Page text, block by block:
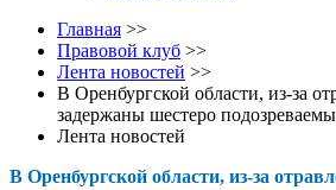
Главная >>
Правовой клуб >>
Лента новостей >>
В Оренбургской области, из-за
задержаны шестеро
Лента новостей
В Оренбургской области, из-за